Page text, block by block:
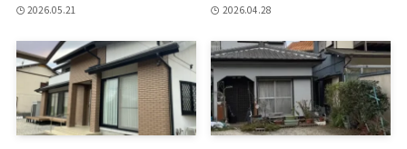
2026.05.21 2026.04.28